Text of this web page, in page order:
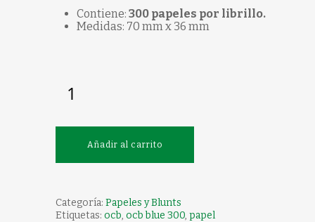
Contiene: 300 papeles por librillo.
Medidas: 70 mm x 36 mm
Añadir al carrito
Categoría: Papeles y Blunts
Etiquetas: ocb, ocb blue 300, papel